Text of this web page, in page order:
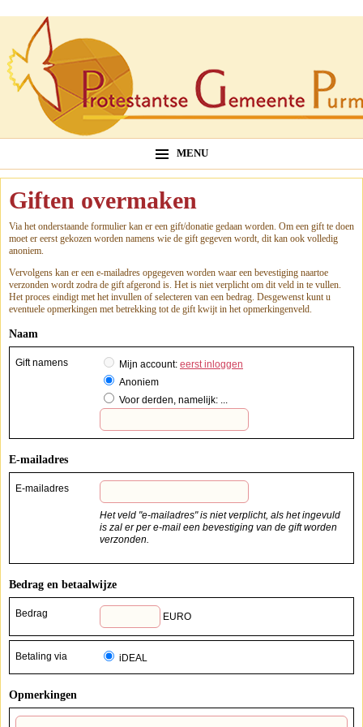
MENU
Giften overmaken
Via het onderstaande formulier kan er een gift/donatie gedaan worden. Om een gift te doen
moet er eerst gekozen worden namens wie de gift gegeven wordt, dit kan ook volledig
anoniem.
Vervolgens kan er een e-mailadres opgegeven worden waar een bevestiging naartoe
verzonden wordt zodra de gift afgerond is. Het is niet verplicht om dit veld in te vullen.
Het proces eindigt met het invullen of selecteren van een bedrag. Desgewenst kunt u
eventuele opmerkingen met betrekking tot de gift kwijt in het opmerkingenveld.
Naam
Gift namens Mijn account: eerst inloggen
Anoniem
Voor derden, namelijk: ...
E-mailadres
E-mailadres
Het veld "e-mailadres" is niet verplicht, als het ingevuld
is zal er per e-mail een bevestiging van de gift worden
verzonden.
Bedrag en betaalwijze
Bedrag EURO
Betaling via iDEAL
Opmerkingen